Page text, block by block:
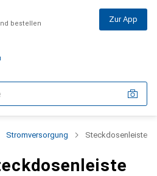
bestellen Zur App
Stromversorgung Steckdosenleiste